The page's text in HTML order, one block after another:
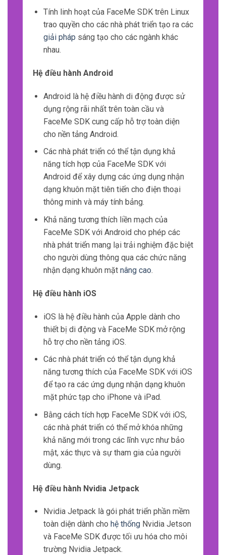
Tính linh hoạt của FaceMe SDK trên Linux
trao quyền cho các nhà phát triển tạo ra các
giải pháp sáng tạo cho các ngành khác
nhau.
Hệ điều hành Android
Android là hệ điều hành di động được sử
dụng rộng rãi nhất trên toàn cầu và
FaceMe SDK cung cấp hỗ trợ toàn diện
cho nền tảng Android.
Các nhà phát triển có thể tận dụng khả
năng tích hợp của FaceMe SDK với
Android để xây dựng các ứng dụng nhận
dạng khuôn mặt tiên tiến cho điện thoại
thông minh và máy tính bảng.
Khả năng tương thích liền mạch của
FaceMe SDK với Android cho phép các
nhà phát triển mang lại trải nghiệm đặc biệt
cho người dùng thông qua các chức năng
nhận dạng khuôn mặt nâng cao.
Hệ điều hành iOS
iOS là hệ điều hành của Apple dành cho
thiết bị di động và FaceMe SDK mở rộng
hỗ trợ cho nền tảng iOS.
Các nhà phát triển có thể tận dụng khả
năng tương thích của FaceMe SDK với iOS
để tạo ra các ứng dụng nhận dạng khuôn
mặt phức tạp cho iPhone và iPad.
Bằng cách tích hợp FaceMe SDK với iOS,
các nhà phát triển có thể mở khóa những
khả năng mới trong các lĩnh vực như bảo
mật, xác thực và sự tham gia của người
dùng.
Hệ điều hành Nvidia Jetpack
Nvidia Jetpack là gói phát triển phần mềm
toàn diện dành cho hệ thốngNvidia Jetson
và FaceMe SDK được tối ưu hóa cho môi
trường Nvidia Jetpack.